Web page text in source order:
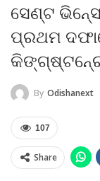
ସେଣ୍ଟ
ପ୍ରଥମ
By Odishanext
107
Share